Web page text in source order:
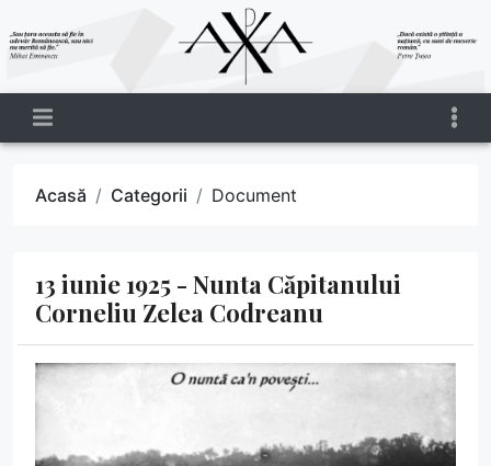
Acasă Categorii Document
13 iunie 1925 - Nunta Căpitanului
Corneliu Zelea Codreanu